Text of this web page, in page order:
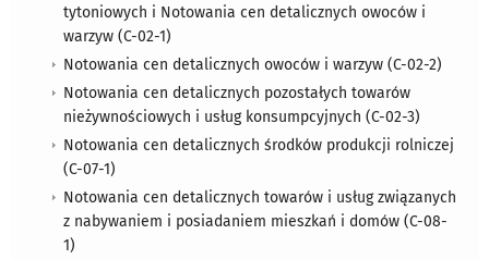
tytoniowych i Notowania cen detalicznych owoców i
warzyw (C-02-1)
Notowania cen detalicznych owoców i warzyw (C-02-2)
Notowania cen detalicznych pozostałych towarów
nieżywnościowych i usług konsumpcyjnych (C-02-3)
Notowania cen detalicznych środków produkcji rolniczej
(C-07-1)
Notowania cen detalicznych towarów i usług związanych
z nabywaniem i posiadaniem mieszkań i domów (C-08-
1)